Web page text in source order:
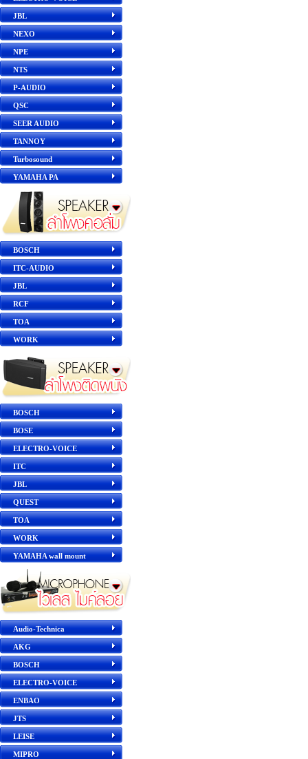
JBL
NEXO
NPE
NTS
P-AUDIO
QSC
SEER AUDIO
TANNOY
Turbosound
YAMAHA PA
BOSCH
ITC-AUDIO
JBL
RCF
TOA
WORK
BOSCH
BOSE
ELECTRO-VOICE
ITC
JBL
QUEST
TOA
WORK
YAMAHA wall mount
Audio-Technica
AKG
BOSCH
ELECTRO-VOICE
ENBAO
JTS
LEISE
MIPRO